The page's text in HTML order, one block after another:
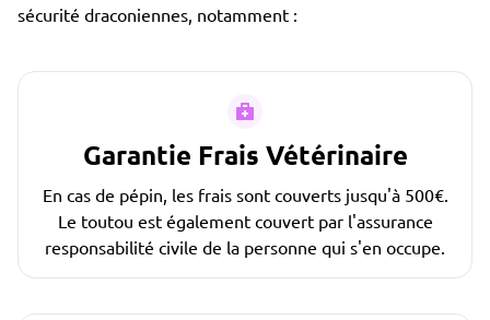
sécurité draconiennes, notamment :
Garantie Frais Vétérinaire
En cas de pépin, les frais sont couverts jusqu'à 500€.
Le toutou est également couvert par l'assurance
responsabilité civile de la personne qui s'en occupe.